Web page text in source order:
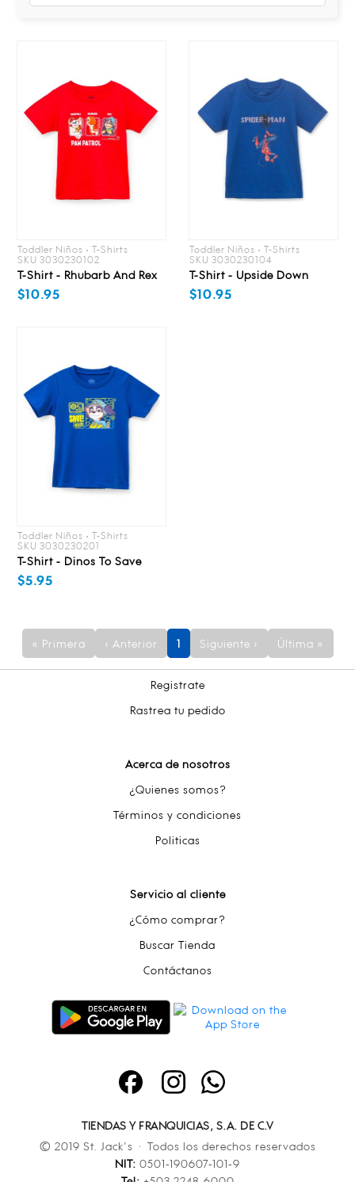
Toddler Niños • T-Shirts
SKU 3030230102
T-Shirt - Rhubarb And Rex
$10.95
Toddler Niños • T-Shirts
SKU 3030230104
T-Shirt - Upside Down
$10.95
Toddler Niños • T-Shirts
SKU 3030230201
T-Shirt - Dinos To Save
$5.95
« Primera ‹ Anterior 1 Siguiente › Última »
Registrate
Rastrea tu pedido
Acerca de nosotros
¿Quienes somos?
Términos y condiciones
Politicas
Servicio al cliente
¿Cómo comprar?
Buscar Tienda
Contáctanos
TIENDAS Y FRANQUICIAS, S.A. DE C.V
© 2019 St. Jack’s · Todos los derechos reservados
NIT: 0501-190607-101-9